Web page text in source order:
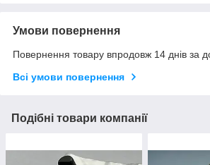
Умови повернення
Повернення товару впродовж 14 днів за
Всі умови повернення
Подібні товари компанії